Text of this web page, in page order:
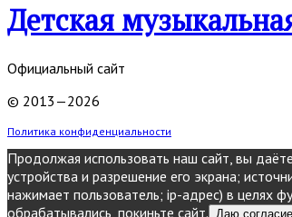
Детская
Официальный сайт
© 2013—2026
Политика конфиденциальности
Продолжая использовать наш сайт, вы
устройства и разрешение его экрана;
нажимает пользователь; ip-адрес) в целях
обрабатывались, покиньте сайт.
Даю